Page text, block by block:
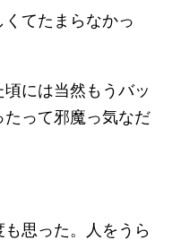
てたまらなかっ
には当然もうバッ
たって邪魔っ気なだ
思った。人をうら